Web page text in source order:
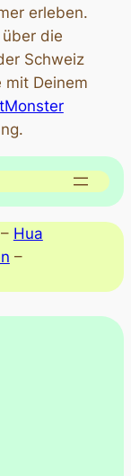
erleben.
die
Schweiz
mit Deinem
Hua
–